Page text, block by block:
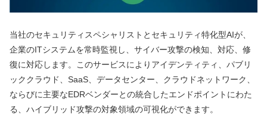
当社のセキュリティスペシャリストとセキュリティ特化型AIが、
企業のITシステムを常時監視し、サイバー攻撃の検知、対応、修
復に対応します。このサービスによりアイデンティティ、パブリ
ッククラウド、SaaS、データセンター、クラウドネットワーク、
ならびに主要なEDRベンダーとの統合したエンドポイントにわた
る、ハイブリッド攻撃の対象領域の可視化ができます。